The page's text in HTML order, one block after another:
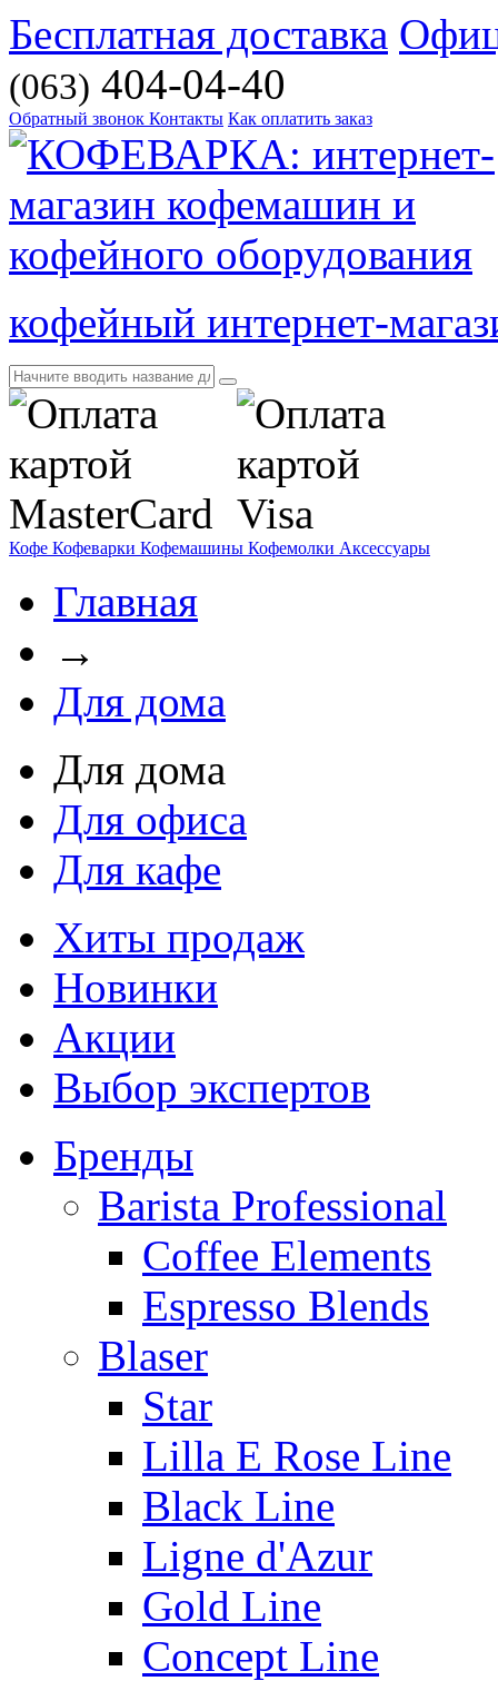
Бесплатная доставка
(063) 404-04-40
Обратный звонок Контакты Как оплатить заказ
кофейный интернет-
Кофе Кофеварки Кофемашины Кофемолки Аксессуары
Главная
→
Для дома
Для дома
Для офиса
Для кафе
Хиты продаж
Новинки
Акции
Выбор экспертов
Бренды
Barista Professional
Coffee Elements
Espresso Blends
Blaser
Star
Lilla E Rose Line
Black Line
Ligne d'Azur
Gold Line
Concept Line